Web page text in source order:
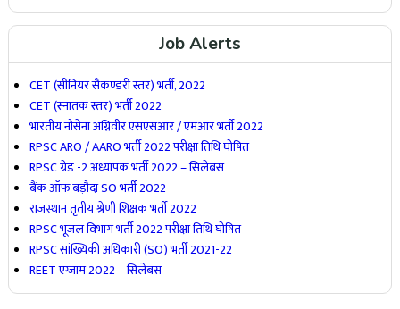
Job Alerts
CET (सीनियर सैकण्डरी स्तर) भर्ती, 2022
CET (स्नातक स्तर) भर्ती 2022
भारतीय नौसेना अग्निवीर एसएसआर / एमआर भर्ती 2022
RPSC ARO / AARO भर्ती 2022 परीक्षा तिथि घोषित
RPSC ग्रेड -2 अध्यापक भर्ती 2022 – सिलेबस
बैंक ऑफ बड़ौदा SO भर्ती 2022
राजस्थान तृतीय श्रेणी शिक्षक भर्ती 2022
RPSC भूजल विभाग भर्ती 2022 परीक्षा तिथि घोषित
RPSC सांख्यिकी अधिकारी (SO) भर्ती 2021-22
REET एग्जाम 2022 – सिलेबस